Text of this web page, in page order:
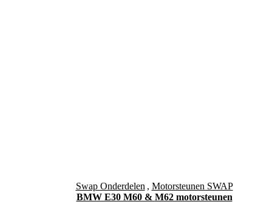
Swap Onderdelen , Motorsteunen SWAP
BMW E30 M60 & M62 motorsteunen